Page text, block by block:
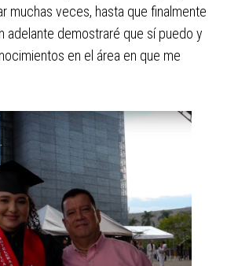
muchas veces, hasta que finalmente
adelante demostraré que sí puedo y
en el área en que me